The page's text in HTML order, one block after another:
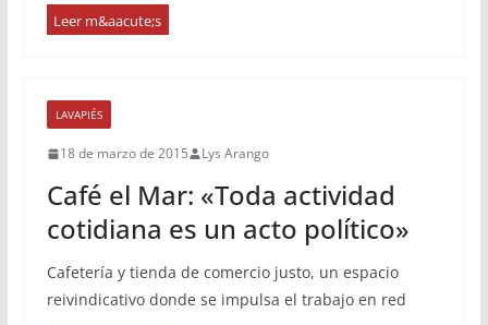
LAVAPIÉS
18 de marzo de 2015 Lys Arango
Café el Mar: «Toda actividad
cotidiana es un acto político»
Cafetería y tienda de comercio justo, un espacio
reivindicativo donde se impulsa el trabajo en red